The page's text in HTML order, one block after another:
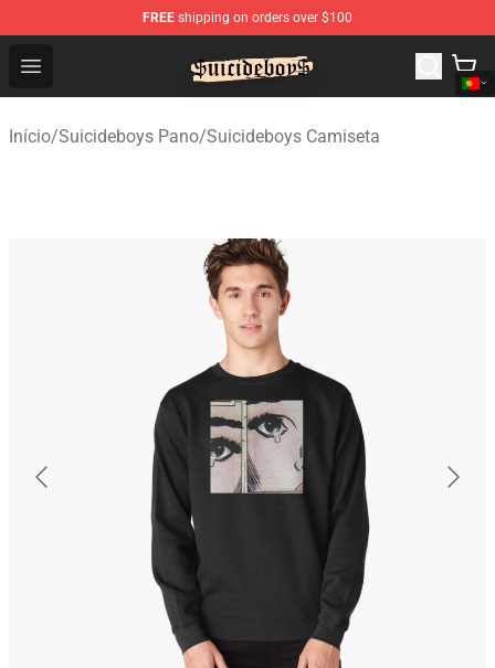
FREE shipping on orders over $100
Open menu
$uicideboy$ Shop - Official $uicideboy$ Merchandise
Início/Suicideboys Pano/Suicideboys Camiseta